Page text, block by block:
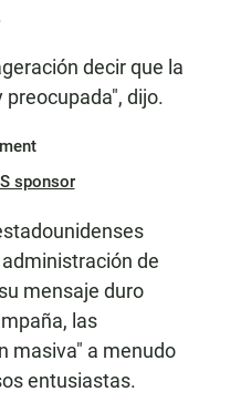
decir que la
dijo.
sponsor
de
mensaje duro
las
masiva" a menudo
entusiastas.